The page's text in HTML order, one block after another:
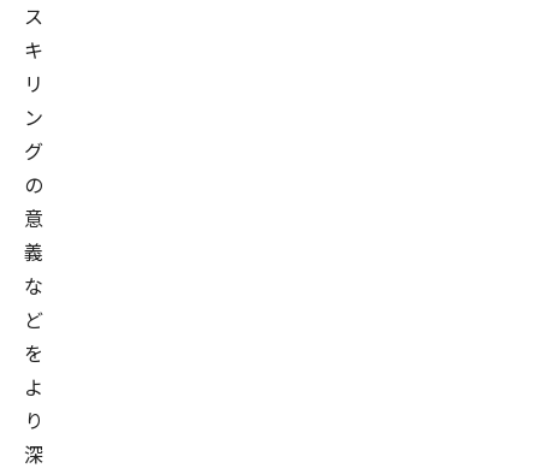
ス
キ
リ
ン
グ
の
意
義
な
ど
を
よ
り
深